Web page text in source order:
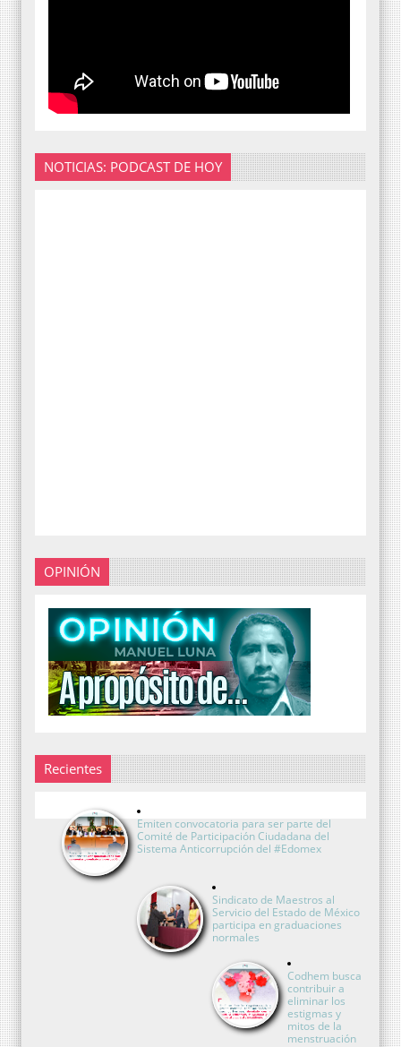
NOTICIAS: PODCAST DE HOY
OPINIÓN
Recientes
Emiten convocatoria para ser parte del
Comité de Participación Ciudadana del
Sistema Anticorrupción del #Edomex
Sindicato de Maestros al
Servicio del Estado de México
participa en graduaciones
normales
Codhem busca
contribuir a
eliminar los
estigmas y
mitos de la
menstruación